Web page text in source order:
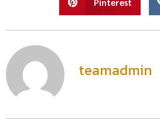
teamadmin